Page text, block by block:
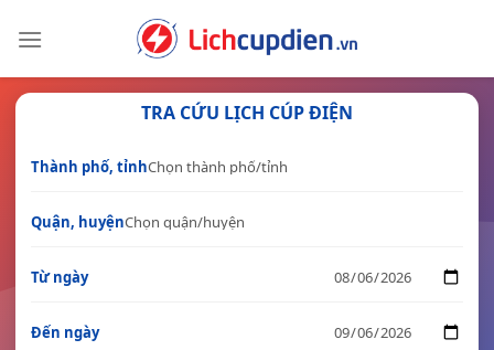
TRA CỨU LỊCH CÚP ĐIỆN
Thành phố, tỉnh
Quận, huyện
Từ ngày
Đến ngày